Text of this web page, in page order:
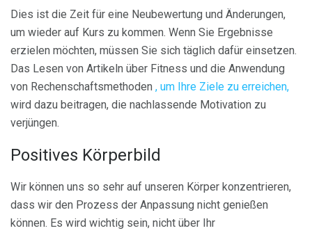
Dies ist die Zeit für eine Neubewertung und Änderungen,
um wieder auf Kurs zu kommen. Wenn Sie Ergebnisse
erzielen möchten, müssen Sie sich täglich dafür einsetzen.
Das Lesen von Artikeln über Fitness und die Anwendung
von Rechenschaftsmethoden , um Ihre Ziele zu erreichen,
wird dazu beitragen, die nachlassende Motivation zu
verjüngen.
Positives Körperbild
Wir können uns so sehr auf unseren Körper konzentrieren,
dass wir den Prozess der Anpassung nicht genießen
können. Es wird wichtig sein, nicht über Ihr